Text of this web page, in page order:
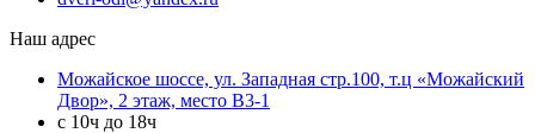
Наш адрес
Можайское шоссе, ул. Западная стр.100, т.ц «Можайский
Двор», 2 этаж, место B3-1
с 10ч до 18ч